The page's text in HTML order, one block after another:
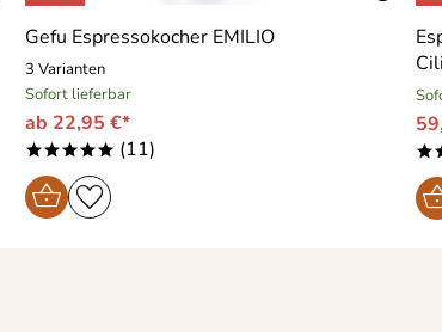
Gefu Espressokocher EMILIO
3 Varianten
Sofort lieferbar
ab 22,95 €*
***** (11)